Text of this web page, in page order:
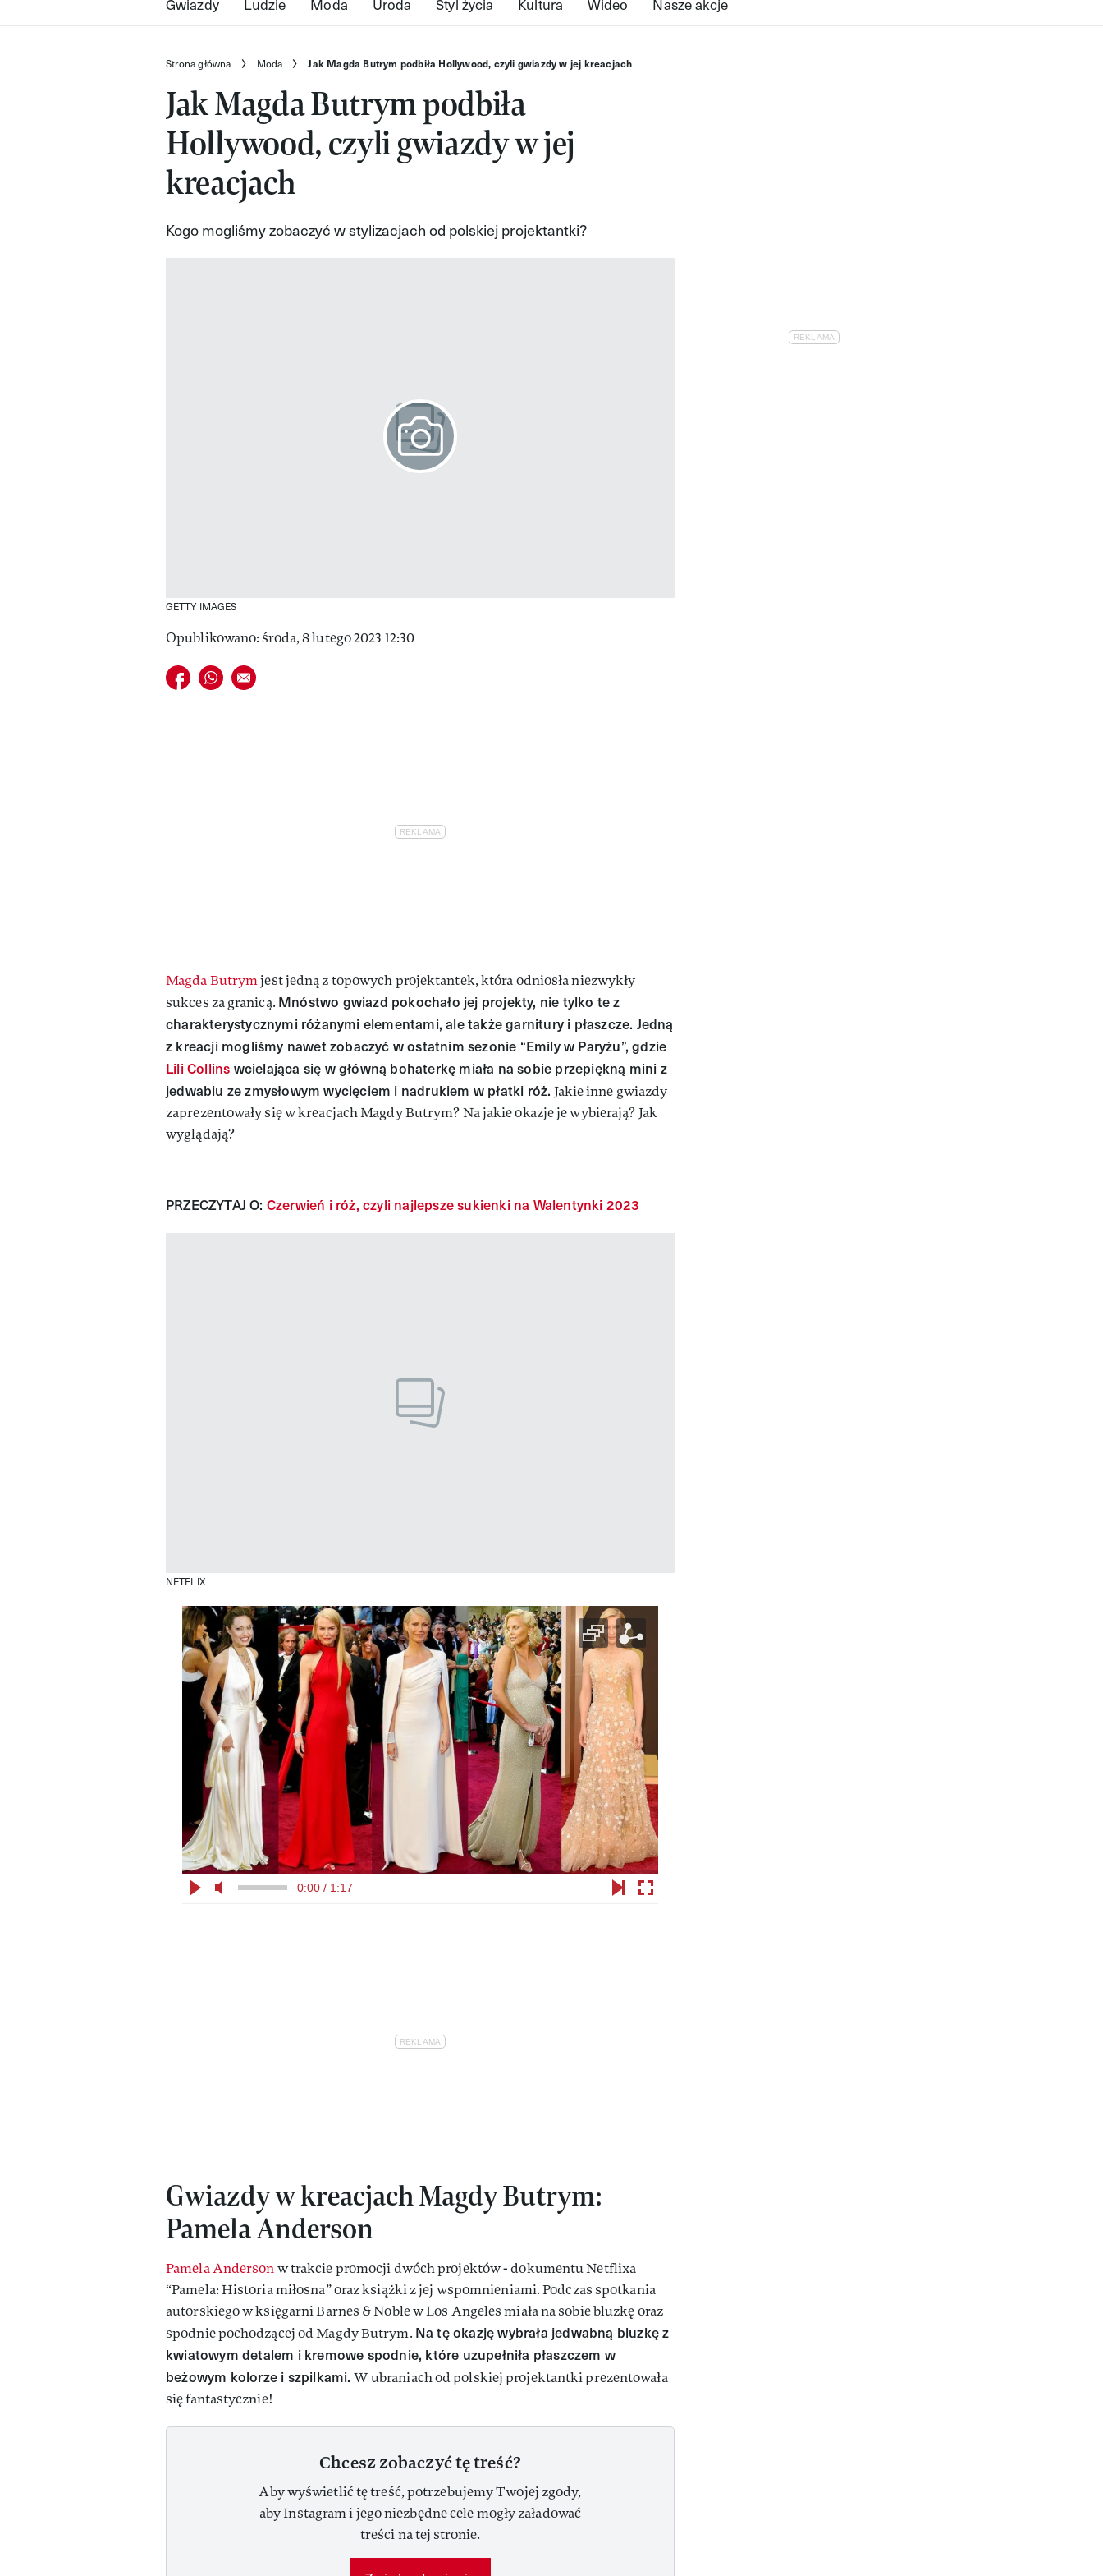
Strona główna Moda Jak Magda Butrym podbiła Hollywood, czyli gwiazdy w jej kreacjach
Jak Magda Butrym podbiła
Hollywood, czyli gwiazdy w jej
kreacjach
Kogo mogliśmy zobaczyć w stylizacjach od polskiej projektantki?
GETTY IMAGES
Opublikowano: środa, 8 lutego 2023 12:30
Udostępnij na facebook
Udostępnij na whatsapp
E-mail do przyjaciela
Magda Butrymjest jedną z topowych projektantek, która odniosła niezwykły
sukces za granicą. Mnóstwo gwiazd pokochało jej projekty, nie tylko te z
charakterystycznymi różanymi elementami, ale także garnitury i płaszcze. Jedną
z kreacji mogliśmy nawet zobaczyć w ostatnim sezonie “Emily w Paryżu”, gdzie
Lili Collins wcielająca się w główną bohaterkę miała na sobie przepiękną mini z
jedwabiu ze zmysłowym wycięciem i nadrukiem w płatki róż. Jakie inne gwiazdy
zaprezentowały się w kreacjach Magdy Butrym? Na jakie okazje je wybierają? Jak
wyglądają?
PRZECZYTAJ O: Czerwień i róż, czyli najlepsze sukienki na Walentynki 2023
NETFLIX
0:00 / 1:17
Gwiazdy w kreacjach Magdy Butrym:
Pamela Anderson
Pamela Andersonw trakcie promocji dwóch projektów - dokumentu Netflixa
“Pamela: Historia miłosna” oraz książki z jej wspomnieniami. Podczas spotkania
autorskiego w księgarni Barnes & Noble w Los Angeles miała na sobie bluzkę oraz
spodnie pochodzącej od Magdy Butrym. Na tę okazję wybrała jedwabną bluzkę z
kwiatowym detalem i kremowe spodnie, które uzupełniła płaszczem w
beżowym kolorze i szpilkami. W ubraniach od polskiej projektantki prezentowała
się fantastycznie!
Chcesz zobaczyć tę treść?
Aby wyświetlić tę treść, potrzebujemy Twojej zgody,
aby Instagram i jego niezbędne cele mogły załadować
treści na tej stronie.